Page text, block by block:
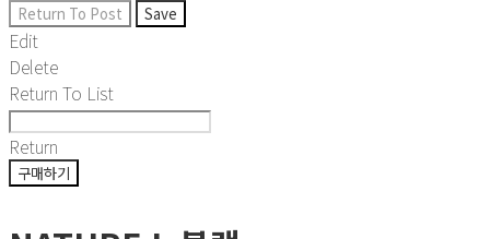
Return To Post Save
Edit
Delete
Return To List
Return
구매하기